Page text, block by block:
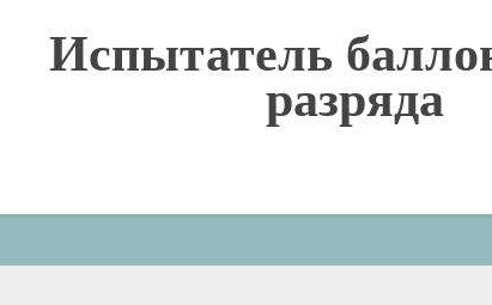
Испытатель
разряда